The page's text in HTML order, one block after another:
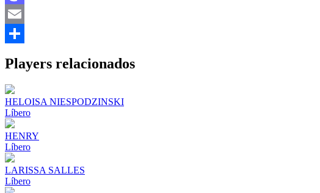
Mastodon
Email
Players relacionados
HELOISA NIESPODZINSKI
Líbero
HENRY
Líbero
LARISSA SALLES
Líbero